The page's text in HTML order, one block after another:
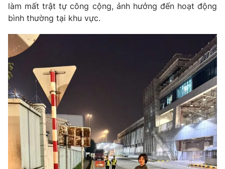
THỜI BÁO VTV
Theo dõi báo trên
Cơ quan chủ quản:
Đài Truyền hình Việt Nam
Cơ quan báo chí:Thời báo VTV
Giấy phép hoạt động báo in và báo điện tử số 483/GP-BTTTT
cấp ngày 29/12/2023
làm mất trật tự công cộng, ảnh hưởng đến hoạt động
bình thường tại khu vực.